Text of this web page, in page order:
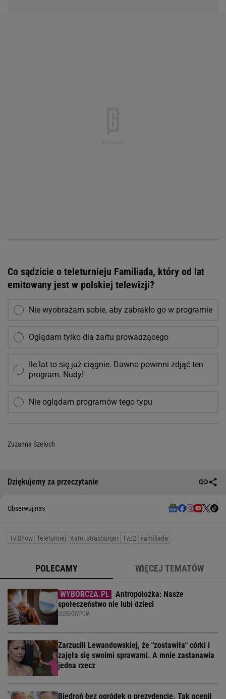
Co sądzicie o teleturnieju Familiada, który od lat
emitowany jest w polskiej telewizji?
Nie wyobrażam sobie, aby zabrakło go w programie
Oglądam tylko dla żartu prowadzącego
Ile lat to się już ciągnie. Dawno powinni zdjąć ten
program. Nudy!
Nie oglądam programów tego typu
Zuzanna Szeloch
Dziękujemy za przeczytanie
Obserwuj nas
Tv Show Teleturniej Karol Strasburger Tvp2 Familiada
POLECAMY WIĘCEJ TEMATÓW
Antropolożka: Nasze
społeczeństwo nie lubi dzieci
SUBSKRYPCJA
Zarzucili Lewandowskiej, że "zostawiła" córki i
zajęła się swoimi sprawami. A mnie zastanawia
jedna rzecz
Biedroń bez ogródek o prezydencie. Tak ocenił